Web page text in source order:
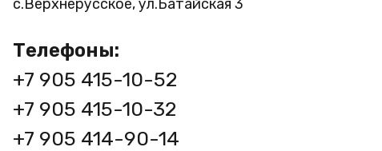
с.Верхнерусское, ул.Батайская 3
Телефоны:
+7 905 415-10-52
+7 905 415-10-32
+7 905 414-90-14